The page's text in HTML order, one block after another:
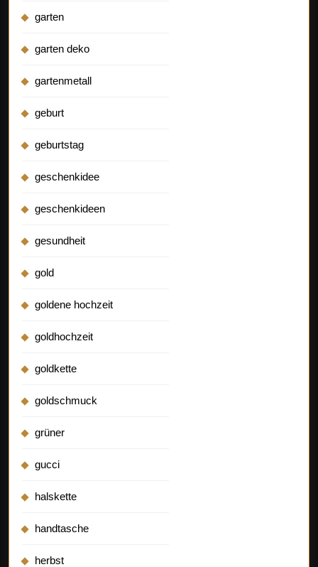
garten
garten deko
gartenmetall
geburt
geburtstag
geschenkidee
geschenkideen
gesundheit
gold
goldene hochzeit
goldhochzeit
goldkette
goldschmuck
grüner
gucci
halskette
handtasche
herbst